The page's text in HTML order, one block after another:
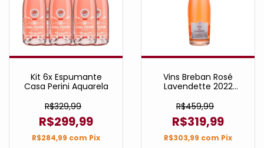
Kit 6x Espumante
Casa Perini Aquarela
R$329,99
R$299,99
R$284,99 com Pix
Vins Breban Rosé
Lavendette 2022
R$459,99
R$319,99
R$303,99 com Pix